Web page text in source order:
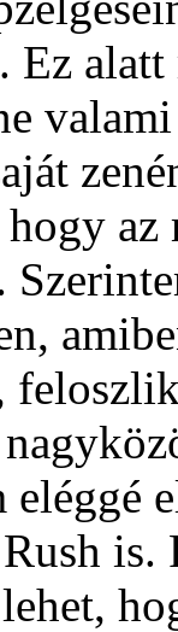
alatt
az
eléggé
is.